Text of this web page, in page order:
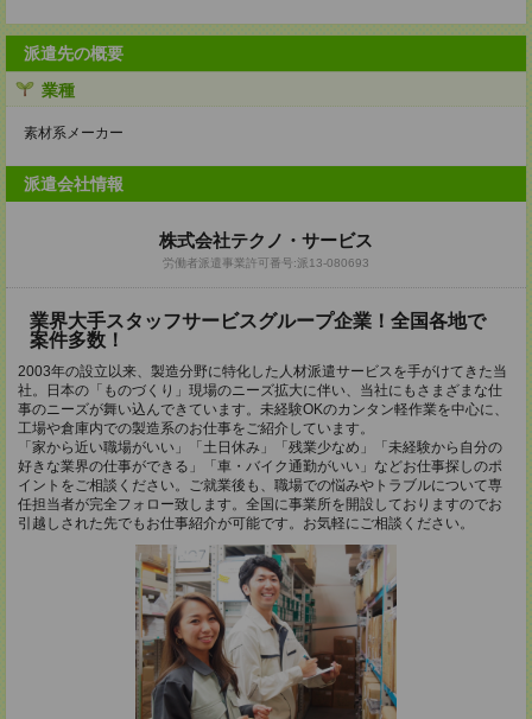
派遣先の概要
業種
素材系メーカー
派遣会社情報
株式会社テクノ・サービス
労働者派遣事業許可番号:派13-080693
業界大手スタッフサービスグループ企業！全国各地で
案件多数！
2003年の設立以来、製造分野に特化した人材派遣サービスを手がけてきた当
社。日本の「ものづくり」現場のニーズ拡大に伴い、当社にもさまざまな仕
事のニーズが舞い込んできています。未経験OKのカンタン軽作業を中心に、
工場や倉庫内での製造系のお仕事をご紹介しています。
「家から近い職場がいい」「土日休み」「残業少なめ」「未経験から自分の
好きな業界の仕事ができる」「車・バイク通勤がいい」などお仕事探しのポ
イントをご相談ください。ご就業後も、職場での悩みやトラブルについて専
任担当者が完全フォロー致します。全国に事業所を開設しておりますのでお
引越しされた先でもお仕事紹介が可能です。お気軽にご相談ください。